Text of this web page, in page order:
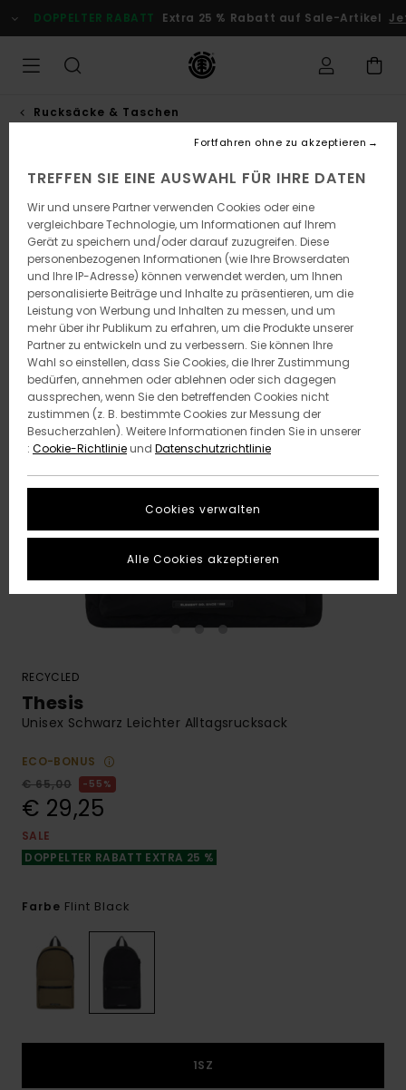
zur
Produktinformation
DOPPELTER RABATT Extra 25 % Rabatt auf Sale-Artikel
Rucksäcke & Taschen
RECYCLED
Thesis
Unisex Schwarz Leichter Alltagsrucksack
ECO-BONUS
€ 65,00
55%
€ 29,25
SALE
DOPPELTER RABATT EXTRA 25 %
Farbe Flint Black
1SZ
TREFFEN SIE EINE AUSWAHL FÜR IHRE DATEN
Wir und unsere Partner verwenden Cookies oder eine
vergleichbare Technologie, um Informationen auf Ihrem
Gerät zu speichern und/oder darauf zuzugreifen. Diese
personenbezogenen Informationen (wie Ihre Browserdaten
und Ihre IP-Adresse) können verwendet werden, um Ihnen
personalisierte Beiträge und Inhalte zu präsentieren, um die
Leistung von Werbung und Inhalten zu messen, und um
mehr über ihr Publikum zu erfahren, um die Produkte unserer
Partner zu entwickeln und zu verbessern. Sie können Ihre
Wahl so einstellen, dass Sie Cookies, die Ihrer Zustimmung
bedürfen, annehmen oder ablehnen oder sich dagegen
aussprechen, wenn Sie den betreffenden Cookies nicht
zustimmen (z. B. bestimmte Cookies zur Messung der
Besucherzahlen). Weitere Informationen finden Sie in unserer
: Cookie-Richtlinieund Datenschutzrichtlinie
Cookies verwalten
Fortfahren ohne zu akzeptieren
Alle Cookies akzeptieren